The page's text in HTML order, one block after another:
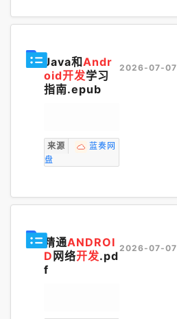
Java和Andr
oid开发学习
指南.epub
来源
蓝奏网
盘
2026-07-07
精通ANDROI
D 网络开发.pd
f
2026-07-07